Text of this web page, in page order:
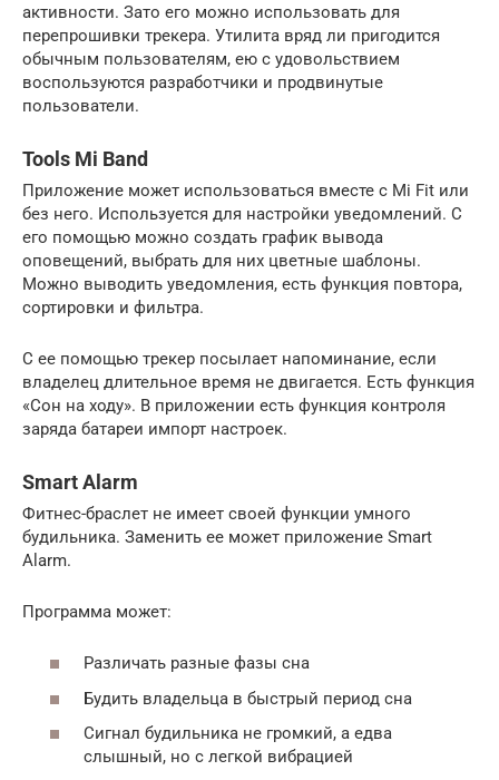
активности. Зато его можно использовать для
перепрошивки трекера. Утилита вряд ли пригодится
обычным пользователям, ею с удовольствием
воспользуются разработчики и продвинутые
пользователи.
Tools Mi Band
Приложение может использоваться вместе с Mi Fit или
без него. Используется для настройки уведомлений. С
его помощью можно создать график вывода
оповещений, выбрать для них цветные шаблоны.
Можно выводить уведомления, есть функция повтора,
сортировки и фильтра.
С ее помощью трекер посылает напоминание, если
владелец длительное время не двигается. Есть функция
«Сон на ходу». В приложении есть функция контроля
заряда батареи импорт настроек.
Smart Alarm
Фитнес-браслет не имеет своей функции умного
будильника. Заменить ее может приложение Smart
Alarm.
Программа может:
Различать разные фазы сна
Будить владельца в быстрый период сна
Сигнал будильника не громкий, а едва
слышный, но с легкой вибрацией